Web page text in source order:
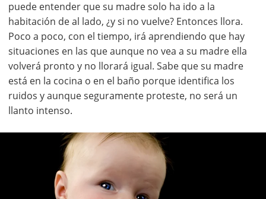
puede entender que su madre solo ha ido a la
habitación de al lado, ¿y si no vuelve? Entonces llora.
Poco a poco, con el tiempo, irá aprendiendo que hay
situaciones en las que aunque no vea a su madre ella
volverá pronto y no llorará igual. Sabe que su madre
está en la cocina o en el baño porque identifica los
ruidos y aunque seguramente proteste, no será un
llanto intenso.